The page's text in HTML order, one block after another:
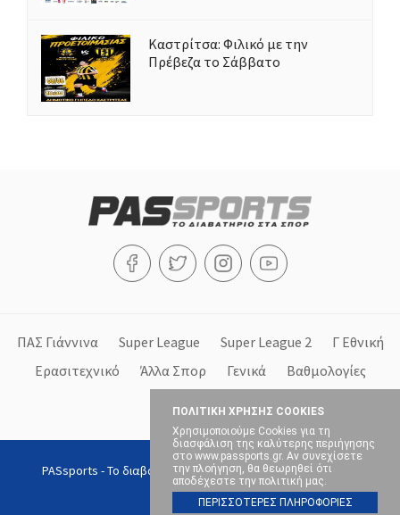
ΠΟΛΙΤΙΚΗ ΧΡΗΣΗΣ COOKIES
Χρησιμοποιούμε Cookies για τη
διασφάλιση της καλύτερης περιήγησης
στο www.passports.gr. Αν συνεχίσετε
την πλοήγηση, θα θεωρηθεί ότι
αποδέχεστε την πολιτική μας.
ΠΕΡΙΣΣΟΤΕΡΕΣ ΠΛΗΡΟΦΟΡΙΕΣ
Καστρίτσα: Φιλικό με την
Πρέβεζα το Σάββατο
ΠΑΣ Γιάννινα Super League Super League 2
Γ Εθνική
Ερασιτεχνικό
Άλλα Σπορ Γενικά
Βαθμολογίες
PASsports - Το διαβατήριο στα σπορ, Copyright © 2026, All
rights reserved.